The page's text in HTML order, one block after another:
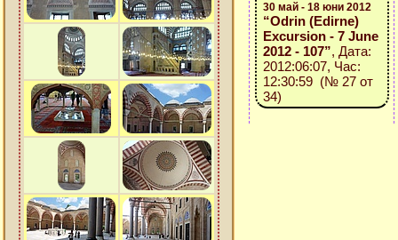
30 май - 18 юни 2012
“Odrin (Edirne)
Excursion - 7 June
2012 - 107”, Дата:
2012:06:07, Час:
12:30:59 (№ 27 от
34)